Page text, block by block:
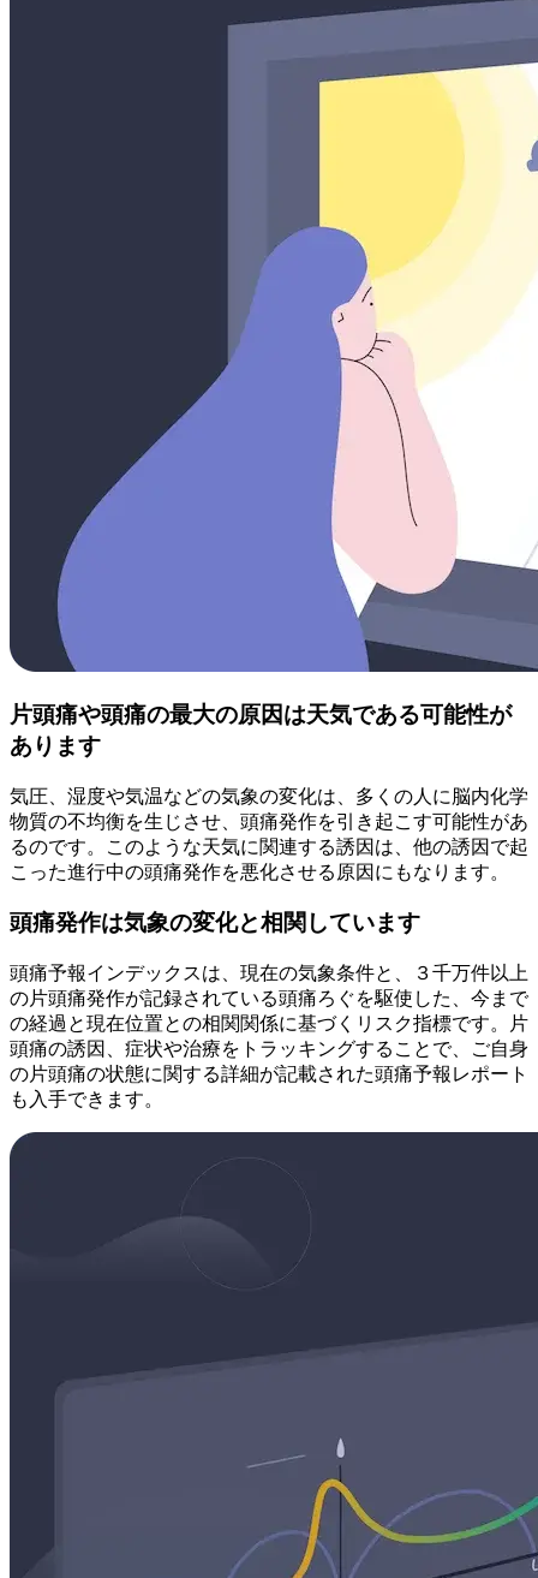
片頭痛や頭痛の最大の原因は天気である可能性が
あります
気圧、湿度や気温などの気象の変化は、多くの人に脳内化学
物質の不均衡を生じさせ、頭痛発作を引き起こす可能性があ
るのです。このような天気に関連する誘因は、他の誘因で起
こった進行中の頭痛発作を悪化させる原因にもなります。
頭痛発作は気象の変化と相関しています
頭痛予報インデックスは、現在の気象条件と、３千万件以上
の片頭痛発作が記録されている頭痛ろぐを駆使した、今まで
の経過と現在位置との相関関係に基づくリスク指標です。片
頭痛の誘因、症状や治療をトラッキングすることで、ご自身
の片頭痛の状態に関する詳細が記載された頭痛予報レポート
も入手できます。